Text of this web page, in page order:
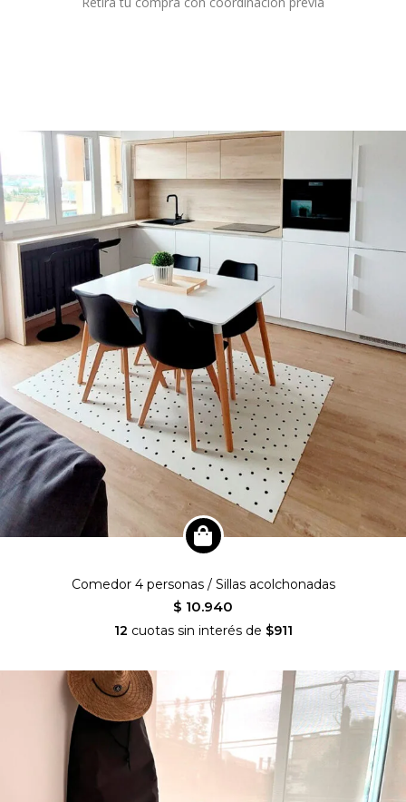
Comedor 4 personas / Sillas acolchonadas
$ 10.940
12 cuotas sin interés de $911